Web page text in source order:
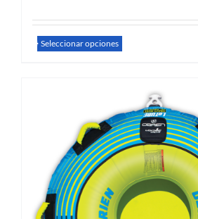
Seleccionar opciones
variantes.
Las
opciones
se
pueden
elegir
en
la
página